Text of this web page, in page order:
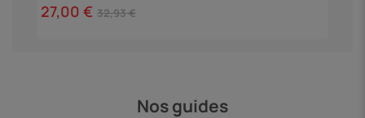
27,00 € 32,93 €
Nos guides